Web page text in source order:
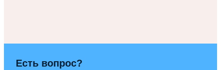
Есть вопрос?